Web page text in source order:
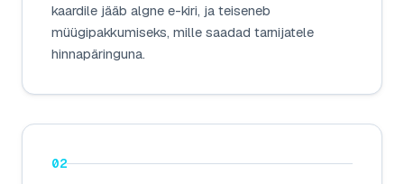
kaardile jääb algne e-kiri, ja teiseneb
müügipakkumiseks, mille saadad tarnijatele
hinnapäringuna.
02